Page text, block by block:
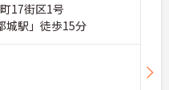
17街区1号
城駅」徒歩15分